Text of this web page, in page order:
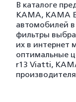
В каталоге
KAMA, KAMA
автомобилей
фильтры
их в интернет
оптимальные
r13 Viatti,